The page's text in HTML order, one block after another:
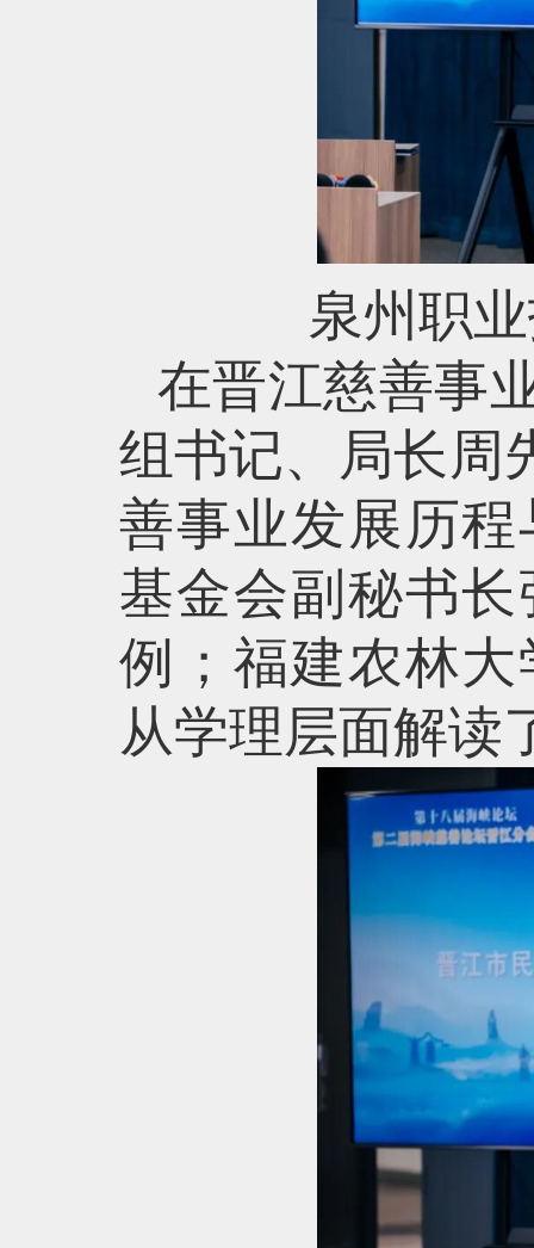
泉州职
在晋江慈善事
组书记、局长周
善事业发展历
基金会副秘书
例；福建农林
从学理层面解读